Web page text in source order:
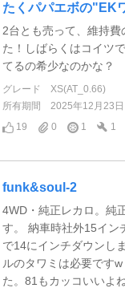
たくパパエボの"EK
2台とも売って、維持
た！しばらくはコイツ
てるの希少なのかな？
グレード
XS(AT_0.66)
所有期間
2025年12月23日
19
0 1 1
funk&soul-2
4WD・純正レカロ。純
す。 納車時社外15イン
で14にインチダウンし
ルのタワミは必要です
た。81もカッコいいよ